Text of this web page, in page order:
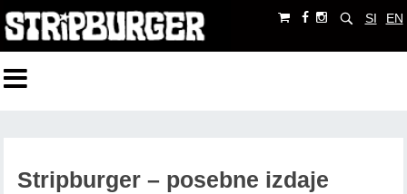
SI EN
Stripburger – posebne izdaje